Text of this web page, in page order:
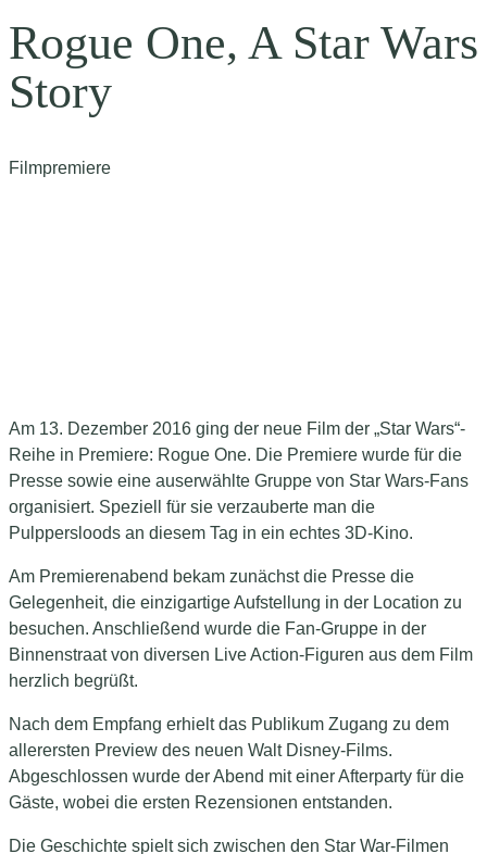
Rogue One, A Star Wars
Story
Filmpremiere
Am 13. Dezember 2016 ging der neue Film der „Star Wars“-
Reihe in Premiere: Rogue One. Die Premiere wurde für die
Presse sowie eine auserwählte Gruppe von Star Wars-Fans
organisiert. Speziell für sie verzauberte man die
Pulppersloods an diesem Tag in ein echtes 3D-Kino.
Am Premierenabend bekam zunächst die Presse die
Gelegenheit, die einzigartige Aufstellung in der Location zu
besuchen. Anschließend wurde die Fan-Gruppe in der
Binnenstraat von diversen Live Action-Figuren aus dem Film
herzlich begrüßt.
Nach dem Empfang erhielt das Publikum Zugang zu dem
allerersten Preview des neuen Walt Disney-Films.
Abgeschlossen wurde der Abend mit einer Afterparty für die
Gäste, wobei die ersten Rezensionen entstanden.
Die Geschichte spielt sich zwischen den Star War-Filmen